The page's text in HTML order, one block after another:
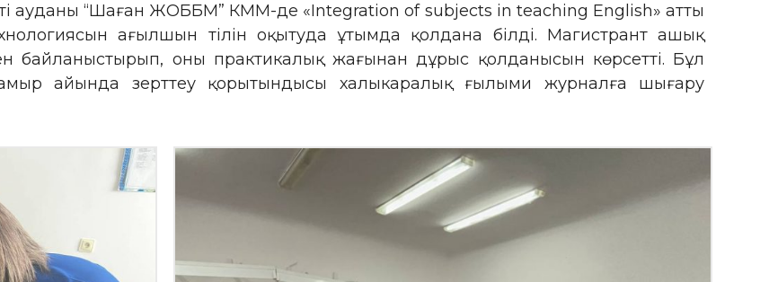
ауданы “Шаған ЖОББМ” КММ-де «Integration of subjects in teaching English» атты
ағылшын тілін оқытуда ұтымда қолдана білді. Магистрант ашық
байланыстырып, оны практикалық жағынан дұрыс қолданысын көрсетті. Бұл
айында зерттеу қорытындысы халыкаралық ғылыми журналға шығару